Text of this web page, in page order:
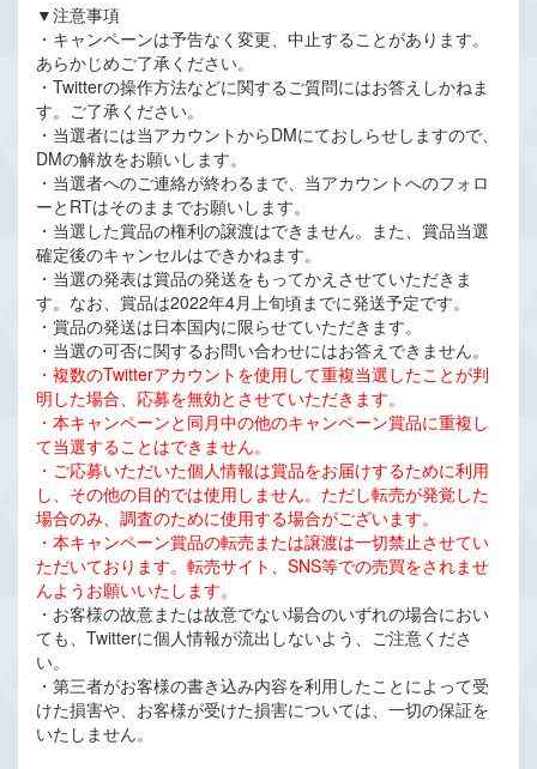
▼注意事項
・キャンペーンは予告なく変更、中止することがあります。
あらかじめご了承ください。
・Twitterの操作方法などに関するご質問にはお答えしかねま
す。ご了承ください。
・当選者には当アカウントからDMにておしらせしますので、
DMの解放をお願いします。
・当選者へのご連絡が終わるまで、当アカウントへのフォロ
ーとRTはそのままでお願いします。
・当選した賞品の権利の譲渡はできません。また、賞品当選
確定後のキャンセルはできかねます。
・当選の発表は賞品の発送をもってかえさせていただきま
す。なお、賞品は2022年4月上旬頃までに発送予定です。
・賞品の発送は日本国内に限らせていただきます。
・当選の可否に関するお問い合わせにはお答えできません。
・複数のTwitterアカウントを使用して重複当選したことが判
明した場合、応募を無効とさせていただきます。
・本キャンペーンと同月中の他のキャンペーン賞品に重複し
て当選することはできません。
・ご応募いただいた個人情報は賞品をお届けするために利用
し、その他の目的では使用しません。ただし転売が発覚した
場合のみ、調査のために使用する場合がございます。
・本キャンペーン賞品の転売または譲渡は一切禁止させてい
ただいております。転売サイト、SNS等での売買をされませ
んようお願いいたします。
・お客様の故意または故意でない場合のいずれの場合におい
ても、Twitterに個人情報が流出しないよう、ご注意くださ
い。
・第三者がお客様の書き込み内容を利用したことによって受
けた損害や、お客様が受けた損害については、一切の保証を
いたしません。